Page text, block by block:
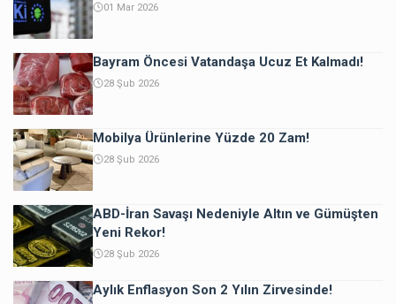
01 Mar 2026
Bayram Öncesi Vatandaşa Ucuz Et Kalmadı!
28 Şub 2026
Mobilya Ürünlerine Yüzde 20 Zam!
28 Şub 2026
ABD-İran Savaşı Nedeniyle Altın ve Gümüşten
Yeni Rekor!
28 Şub 2026
Aylık Enflasyon Son 2 Yılın Zirvesinde!